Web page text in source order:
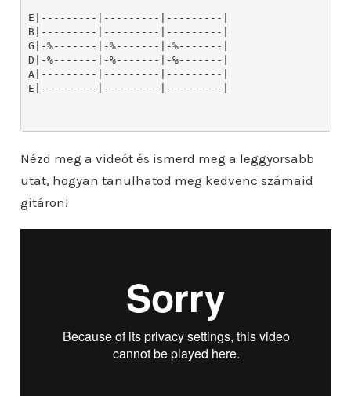
Nézd meg a videót és ismerd meg a leggyorsabb
utat, hogyan tanulhatod meg kedvenc számaid
gitáron!